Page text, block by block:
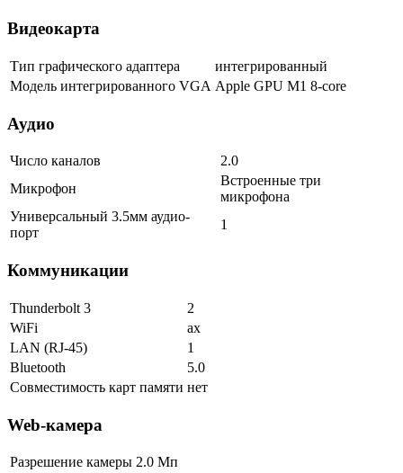
Видеокарта
Тип графического адаптера
интегрированный
Модель интегрированного VGA Apple GPU M1 8-core
Аудио
Число каналов
2.0
Микрофон
Встроенные три
микрофона
Универсальный 3.5мм аудио-
порт
1
Коммуникации
Thunderbolt 3
2
WiFi
ax
LAN (RJ-45)
1
Bluetooth
5.0
Совместимость карт памяти нет
Web-камера
Разрешение камеры 2.0 Мп